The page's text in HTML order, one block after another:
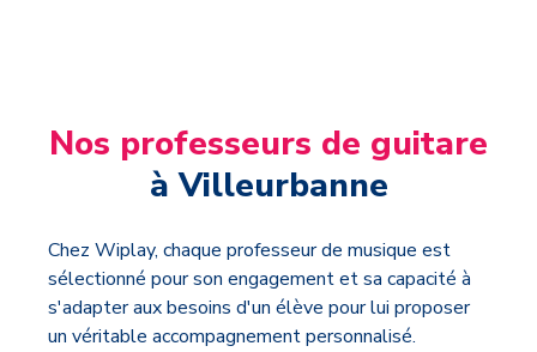
Nos professeurs de guitare
à Villeurbanne
Chez Wiplay, chaque professeur de musique est
sélectionné pour son engagement et sa capacité à
s'adapter aux besoins d'un élève pour lui proposer
un véritable accompagnement personnalisé.